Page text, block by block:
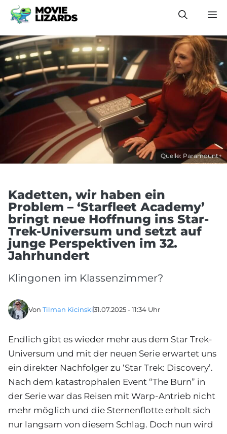
Zum
Inhalt
springen
Quelle: Paramount+
Kadetten, wir haben ein
Problem – ‘Starfleet Academy’
bringt neue Hoffnung ins Star-
Trek-Universum und setzt auf
junge Perspektiven im 32.
Jahrhundert
Klingonen im Klassenzimmer?
Von Tilman Kicinski31.07.2025 - 11:34 Uhr
Endlich gibt es wieder mehr aus dem Star Trek-
Universum und mit der neuen Serie erwartet uns
ein direkter Nachfolger zu ‘Star Trek: Discovery’.
Nach dem katastrophalen Event “The Burn” in
der Serie war das Reisen mit Warp-Antrieb nicht
mehr möglich und die Sternenflotte erholt sich
nur langsam von diesem Schlag. Doch nun wird